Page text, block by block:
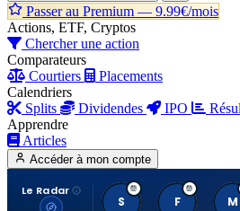
Passer au Premium — 9.99€/mois
Actions, ETF, Cryptos
Chercher une action
Comparateurs
Courtiers
Placements
Calendriers
Splits
Dividendes IPO
Apprendre
Articles
Accéder à mon compte
Le Radar
S F M